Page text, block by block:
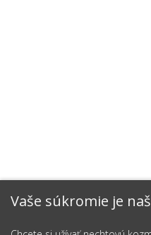
Vaše súkromie je